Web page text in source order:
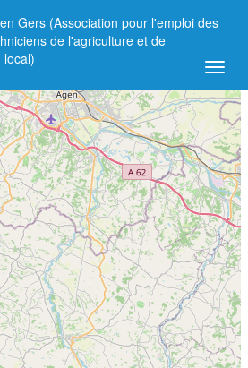
Gers (Association pour l'emploi des
de l'agriculture et de
local)